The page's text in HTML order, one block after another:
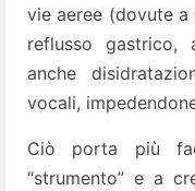
vie aeree (dovute
reflusso gastrico,
anche
vocali,
Ciò porta più
“strumento” e a